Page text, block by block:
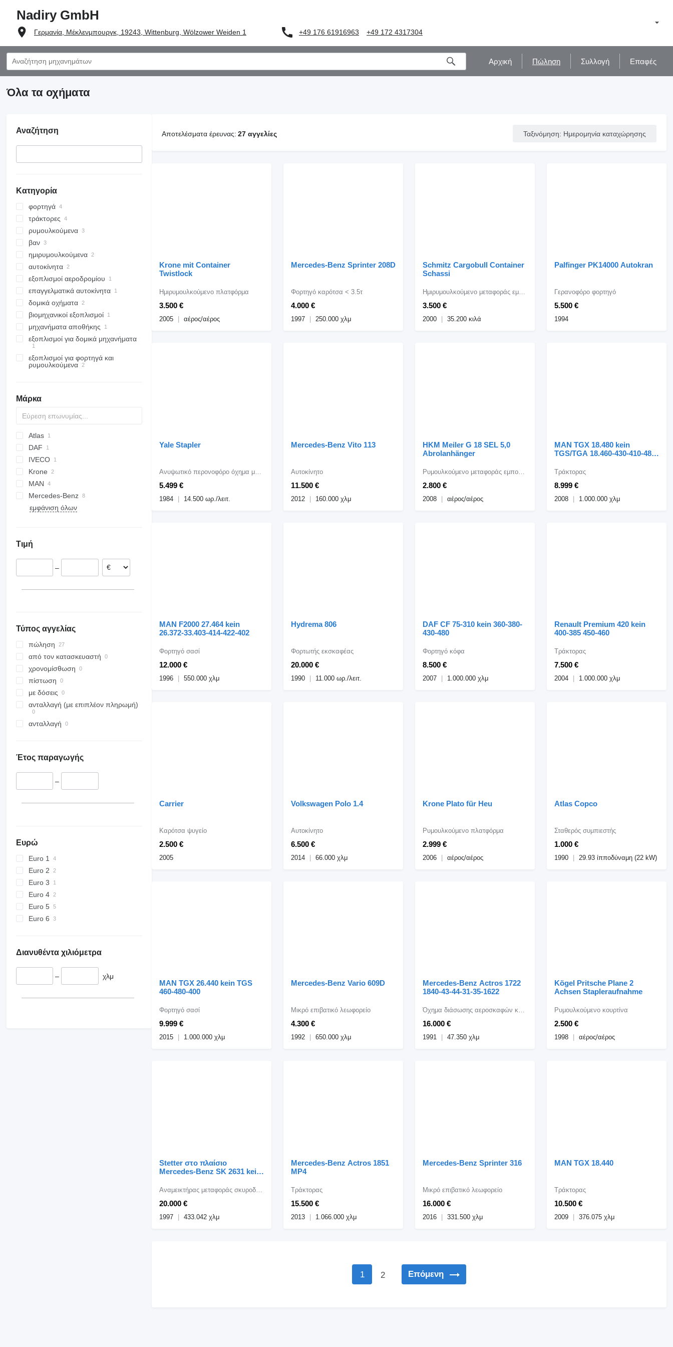
Nadiry GmbH
Γερμανία, Μέκλενμπουργκ, 19243, Wittenburg, Wölzower Weiden 1 +49 176 61916963 +49 172 4317304
Αρχική Πώληση Συλλογή Επαφές
Όλα τα οχήματα
Αναζήτηση
Κατηγορία
φορτηγά
φορτηγά σασί
φορτηγά κόφες
φορτηγά πλατφόρμες
τράκτορες
ρυμουλκούμενα
ρυμουλκούμενα μεταφοράς
βαν
μικρά επιβατικά λεωφορεία
ημιρυμουλκούμενα
ημιρυμουλκούμενα μεταφοράς
αυτοκίνητα
εξοπλισμοί αεροδρομίου
οχήματα διάσωσης αεροσκαφών
επαγγελματικά αυτοκίνητα
φορτηγά καρότσες < 3.5τ
δομικά οχήματα
εξοπλισμός σκυροδέματος
αναμεικτήρες μεταφοράς
εκσκαφείς
φορτωτές εκσκαφείς
βιομηχανικοί εξοπλισμοί
συμπιεστές
σταθεροί συμπιεστές
μηχανήματα αποθήκης
περονοφόρα οχήματα
οχήματα μεγάλης
χωρητικότητας
εξοπλισμοί για δομικά μηχανήματα
αρπάγες
εξοπλισμοί για φορτηγά και
ρυμουλκούμενα
Μάρκα
Atlas
DAF
CF
806
IVECO
Krone
MAN
TGA
TGS
Mercedes-Benz
Actros
PK
Premium
Polo
εμφάνιση όλων
Τιμή
–
Τύπος αγγελίας
πώληση
από τον κατασκευαστή
χρονομίσθωση
πίστωση
με δόσεις
ανταλλαγή (με επιπλέον πληρωμή)
ανταλλαγή
Έτος παραγωγής
–
Ευρώ
Euro 1
Euro 2
Euro 3
Euro 4
Euro 5
Euro 6
Διανυθέντα χιλιόμετρα
– χλμ
Αποτελέσματα έρευνας: 27 αγγελίες Ταξινόμηση: Ημερομηνία καταχώρησης
Krone mit Container
Twistlock
3.500 €
Ημιρυμουλκούμενο πλατφόρμα
2005 αέρος/αέρος
Mercedes-Benz Sprinter 208D
4.000 €
Φορτηγό καρότσα < 3.5τ
1997 250.000 χλμ
Schmitz Cargobull Container
Schassi
3.500 €
Ημιρυμουλκούμενο μεταφοράς εμπορευματοκιβωτίων
2000 35.200 κιλά
Palfinger PK14000 Autokran
5.500 €
Γερανοφόρο φορτηγό
1994
Yale Stapler
5.499 €
1984 14.500 ωρ./λειτ.
Mercedes-Benz Vito 113
11.500 €
Αυτοκίνητο
2012 160.000 χλμ
HKM Meiler G 18 SEL 5,0
Abrolanhänger
2.800 €
2008 αέρος/αέρος
MAN TGX 18.480 kein
TGS/TGA 18.460-430-410-480-
8.999 €
Τράκτορας
2008 1.000.000 χλμ
MAN F2000 27.464 kein
26.372-33.403-414-422-402
12.000 €
Φορτηγό σασί
1996 550.000 χλμ
Hydrema 806
20.000 €
Φορτωτής εκσκαφέας
1990 11.000 ωρ./λειτ.
DAF CF 75-310 kein 360-380-
430-480
8.500 €
Φορτηγό κόφα
2007 1.000.000 χλμ
Renault Premium 420 kein
400-385 450-460
7.500 €
Τράκτορας
2004 1.000.000 χλμ
Carrier
2.500 €
Καρότσα ψυγείο
2005
Volkswagen Polo 1.4
6.500 €
Αυτοκίνητο
2014 66.000 χλμ
Krone Plato für Heu
2.999 €
Ρυμουλκούμενο πλατφόρμα
2006 αέρος/αέρος
Atlas Copco
1.000 €
Σταθερός συμπιεστής
1990 29.93 ίπποδύναμη (22 kW)
MAN TGX 26.440 kein TGS
460-480-400
9.999 €
Φορτηγό σασί
2015 1.000.000 χλμ
Mercedes-Benz Vario 609D
4.300 €
Μικρό επιβατικό λεωφορείο
1992 650.000 χλμ
Mercedes-Benz Actros 1722
1840-43-44-31-35-1622
16.000 €
Όχημα διάσωσης αεροσκαφών και πυρόσβεσης
1991 47.350 χλμ
Kögel Pritsche Plane 2
Achsen Stapleraufnahme
2.500 €
Ρυμουλκούμενο κουρτίνα
1998 αέρος/αέρος
Stetter στο πλαίσιο
Mercedes-Benz SK 2631 kein
2648
20.000 €
1997 433.042 χλμ
Mercedes-Benz Actros 1851
MP4
15.500 €
Τράκτορας
2013 1.066.000 χλμ
Mercedes-Benz Sprinter 316
16.000 €
Μικρό επιβατικό λεωφορείο
2016 331.500 χλμ
MAN TGX 18.440
10.500 €
Τράκτορας
2009 376.075 χλμ
1 2 Επόμενη